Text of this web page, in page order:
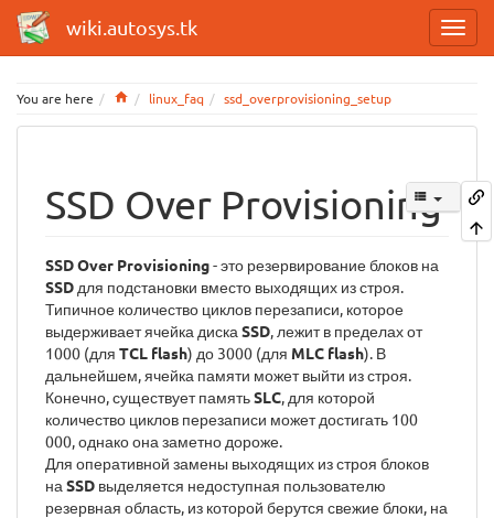
wiki.autosys.tk
You are here Homelinux_faq ssd_overprovisioning_setup
SSD Over Provisioning
SSD Over Provisioning- это резервирование блоков на
SSD для подстановки вместо выходящих из строя.
Типичное количество циклов перезаписи, которое
выдерживает ячейка диска SSD, лежит в пределах от
1000 (для TCL flash) до 3000 (для MLC flash). В
дальнейшем, ячейка памяти может выйти из строя.
Конечно, существует памятьSLC, для которой
количество циклов перезаписи может достигать 100
000, однако она заметно дороже.
Для оперативной замены выходящих из строя блоков
на SSD выделяется недоступная пользователю
резервная область, из которой берутся свежие блоки, на